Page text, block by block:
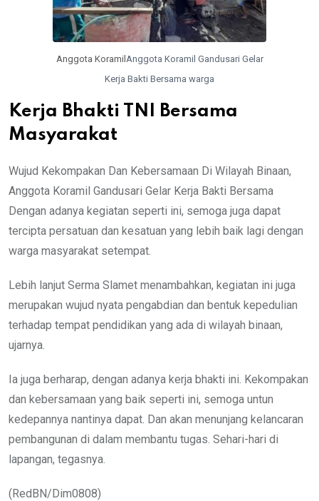
Anggota Koramil Anggota Koramil Gandusari Gelar
Kerja Bakti Bersama warga
Kerja Bhakti TNI Bersama
Masyarakat
Wujud Kekompakan Dan Kebersamaan Di Wilayah Binaan,
Anggota Koramil Gandusari Gelar Kerja Bakti Bersama
Dengan adanya kegiatan seperti ini, semoga juga dapat
tercipta persatuan dan kesatuan yang lebih baik lagi dengan
warga masyarakat setempat.
Lebih lanjut Serma Slamet menambahkan, kegiatan ini juga
merupakan wujud nyata pengabdian dan bentuk kepedulian
terhadap tempat pendidikan yang ada di wilayah binaan,
ujarnya.
Ia juga berharap, dengan adanya kerja bhakti ini. Kekompakan
dan kebersamaan yang baik seperti ini, semoga untun
kedepannya nantinya dapat. Dan akan menunjang kelancaran
pembangunan di dalam membantu tugas. Sehari-hari di
lapangan, tegasnya.
(RedBN/Dim0808)